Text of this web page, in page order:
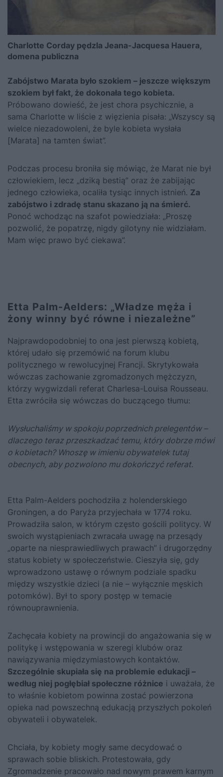
Charlotte Corday pędzla Jeana-Jacquesa Hauera,
domena publiczna
Zabójstwo Marata było szokiem – jeszcze większym
szokiem był fakt, że dokonała tego kobieta.
Próbowano dowieść, że jest chora psychicznie, a
sama Charlotte w liście z więzienia pisała: „Wszyscy są
wielce niezadowoleni, że byle kobieta wysłała
[Marata] na tamten świat”.
Podczas procesu broniła się mówiąc, że Marat nie był
człowiekiem, lecz „dziką bestią” oraz że zabijając
jednego człowieka, ocaliła tysiąc innych istnień. Za
zabójstwo i zdradę stanu skazano ją na śmierć.
Ponoć wchodząc na szafot powiedziała: „Proszę
pozwolić, że popatrzę, nigdy gilotyny nie widziałam.
Mam więc prawo być ciekawa”.
Etta Palm-Aelders: „Władze męża i
żony winny być równe i niezależne”
Najprawdopodobniej to ona jest pierwszą kobietą,
której udało się przemówić na forum klubu
politycznego w rewolucyjnej Francji. Skrytykowała
wówczas zachowanie zgromadzonych mężczyzn,
którzy wygwizdali referat Charlesa-Louisa Rousseau.
Etta zwróciła się wówczas do buczącego tłumu:
Wysłuchaliśmy w spokoju poprzednich prelegentów –
dlaczego teraz przeszkadzać temu, który dobrze mówi
o kobietach? Wnoszę w imieniu obywatelek tutaj
obecnych, aby pozwolono mu dokończyć referat.
Etta Palm-Aelders pochodziła z holenderskiego
Groningen, a do Paryża przyjechała w 1774 roku.
Prowadziła salon, w którym często gościli politycy. W
swoich wystąpieniach zwracała uwagę na przesądy
„oparte na niesprawiedliwych prawach” i drugorzędny
status kobiety w społeczeństwie. Cieszyła się, gdy
wprowadzono ustawę o równym podziale spadku
między wszystkie dzieci (a nie – wyłącznie męskich
potomków). Był to spory postęp w temacie
równouprawnienia.
Zachęcała kobiety na prowincji do angażowania się w
politykę i wstępowania w szeregi klubów oraz
nawiązywania międzymiastowych kontaktów.
Szczególnie skupiała się na problemie edukacji –
według niej pogłębiał społeczne różnice i uważała, że
to właśnie kobietom powinna zostać powierzona
opieka nad powszechną edukacją przyszłych pokoleń
obywateli i obywatelek.
Chciała, by kobiety mogły same decydować o
sprawach sobie bliskich. Protestowała, gdy
Zgromadzenie pracowało nad nowym prawem karnym